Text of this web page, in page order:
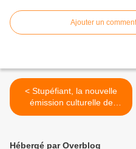
Ajouter un
< Stupéfiant, la nouvelle
émission culturelle de
France 2 avec Léa Salamé,
Hébergé par Overblog